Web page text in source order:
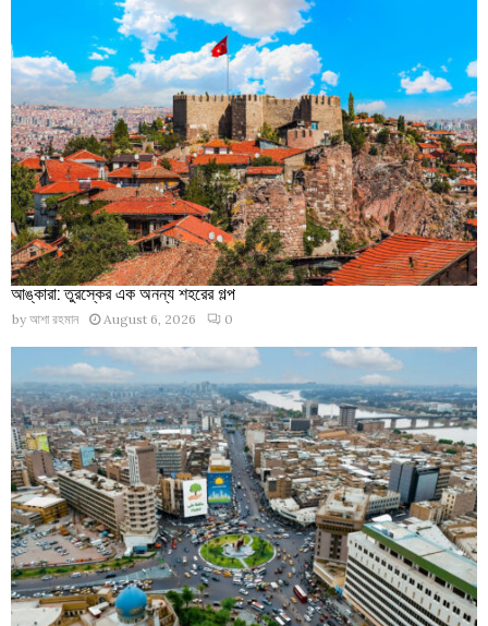
আঙ্কারা: তুরস্কের এক অনন্য শহরের গল্প
by আশা রহমান August 6, 2026 0